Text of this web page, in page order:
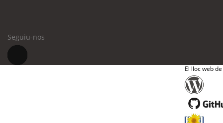
Seguiu-nos
El lloc web